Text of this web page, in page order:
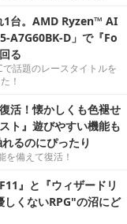
1台。AMD Ryzen™ AI
A7G60BK-D」で『Fo
る
話題のレースタイトルを
！
活！懐かしくも色褪せ
ト』遊びやすい機能も
るのにぴったり
を備えて復活！
』と『ウィザードリ
くないRPG"の沼にど